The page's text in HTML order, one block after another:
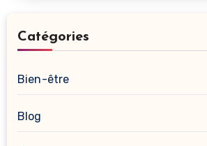
Catégories
Bien-être
Blog